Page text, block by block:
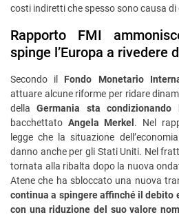
costi indiretti che spesso sono causa
Rapporto FMI
spinge l’Europa a rivedere
Secondo il Fondo Monetario
attuare alcune riforme per ridare
dellaGermania sta condizionando
bacchettato Angela Merkel . Nel
legge che la situazione
danno anche per gli Stati Uniti. Nel
tornata alla ribalta dopo la nuova
Atene che ha sbloccato una nuova
continua a spingere affinché il debito
con una riduzione del suo valore